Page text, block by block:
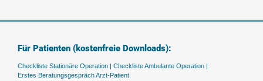
Für Patienten (kostenfreie Downloads):
Checkliste Stationäre Operation | Checkliste Ambulante Operation |
Erstes Beratungsgespräch Arzt-Patient